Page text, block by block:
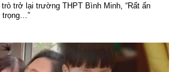
trở lại trường THPT Bình Minh, “Rất ấn
trọng…”